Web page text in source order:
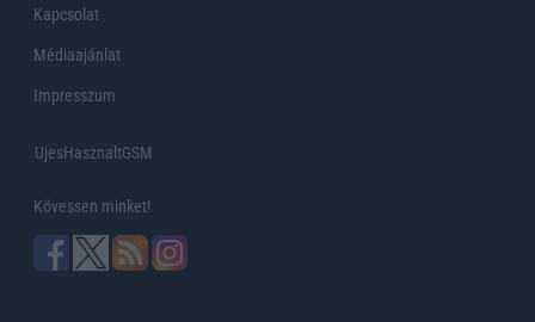
Kapcsolat
Médiaajánlat
Impresszum
UjesHasznaltGSM
Kövessen minket!